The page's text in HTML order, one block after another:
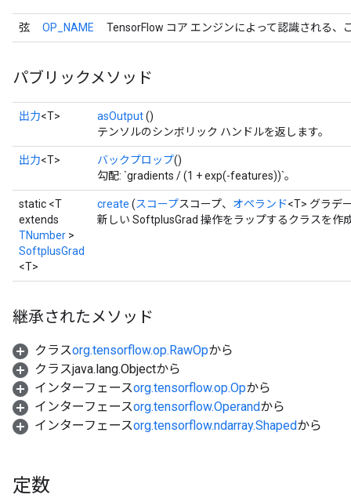
弦 OP_NAME TensorFlow コア エンジンによって認識される、
パブリックメソッド
出力<T> asOutput()
テンソルのシンボリック ハンドルを返します。
出力<T> バックプロップ()
勾配: `gradients / (1 + exp(-features))`。
static <T
extends
TNumber >
SoftplusGrad
<T>
create (スコープスコープ、 オペランド<T> グラデ
新しい SoftplusGrad 操作をラップするクラスを作
継承されたメソッド
クラスorg.tensorflow.op.RawOpから
クラスjava.lang.Objectから
インターフェースorg.tensorflow.op.Opから
インターフェースorg.tensorflow.Operandから
インターフェースorg.tensorflow.ndarray.Shapedから
定数